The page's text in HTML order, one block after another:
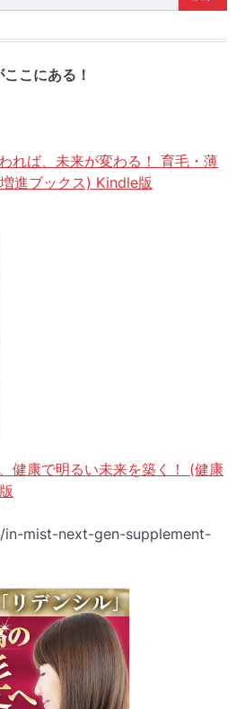
こにある！
れば、未来が変わる！ 育毛・薄
進ブックス) Kindle版
健康で明るい未来を築く！ (健康
mist-next-gen-supplement-